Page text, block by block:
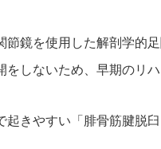
節鏡を使用した解剖学的
をしないため、早期のリ
起きやすい「腓骨筋腱脱